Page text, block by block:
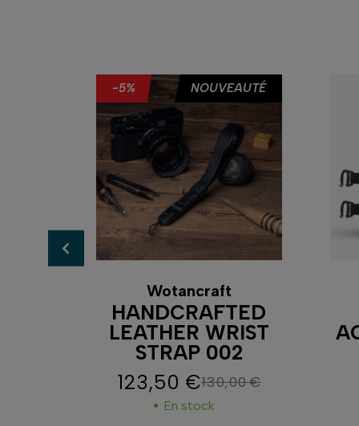
-5% NOUVEAUTÉ
Wotancraft
HANDCRAFTED
LEATHER WRIST
STRAP 002
Prix
123,50 €Prix de base
130,00 €
En stock